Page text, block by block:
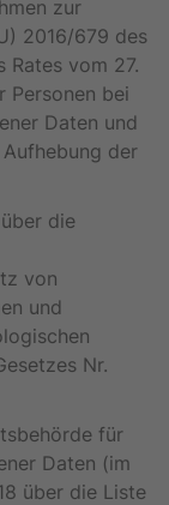
zur
2016/679 des
Rates vom 27.
Personen bei
Daten und
der
die
von
und
Nr.
für
Daten (im
über die Liste